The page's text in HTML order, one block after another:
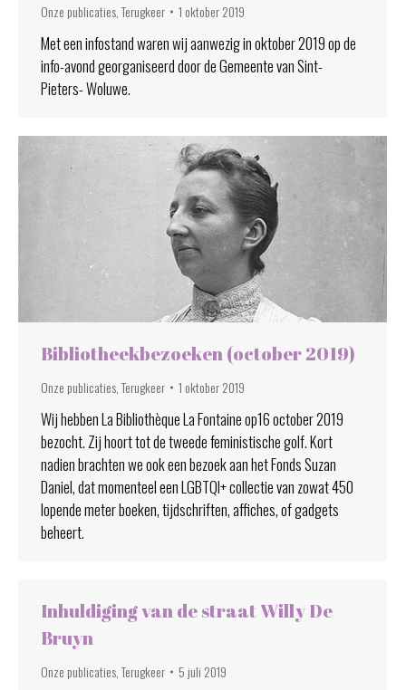
Onze publicaties ,Terugkeer 1 oktober 2019
Met een infostand waren wij aanwezig in oktober 2019 op de
info-avond georganiseerd door de Gemeente van Sint-
Pieters- Woluwe.
Bibliotheekbezoeken (october 2019)
Onze publicaties ,Terugkeer 1 oktober 2019
Wij hebben La Bibliothèque La Fontaine op16 october 2019
bezocht. Zij hoort tot de tweede feministische golf. Kort
nadien brachten we ook een bezoek aan het Fonds Suzan
Daniel, dat momenteel een LGBTQI+ collectie van zowat 450
lopende meter boeken, tijdschriften, affiches, of gadgets
beheert.
Inhuldiging van de straat Willy De
Bruyn
Onze publicaties ,Terugkeer 5 juli 2019